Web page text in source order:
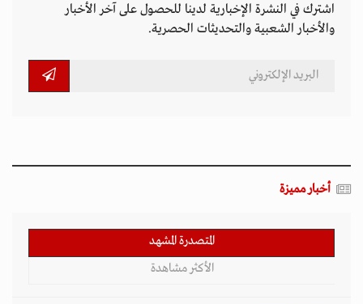
اشترك في النشرة الإخبارية لدينا للحصول على آخر الأخبار
والأخبار الشعبية والتحديثات الحصرية.
أخبار مميزة
المتصدرة المشهد
الأكثر مشاهدة